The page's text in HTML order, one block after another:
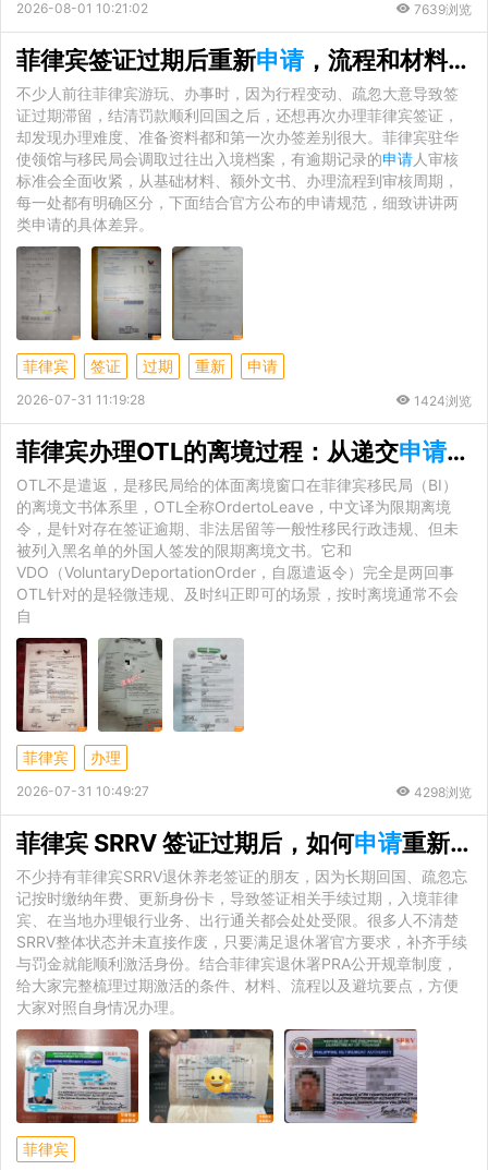
2026-08-01 10:21:02 7639浏览
菲律宾签证过期后重新申请，流程和材料会有什么不同？
不少人前往菲律宾游玩、办事时，因为行程变动、疏忽大意导致签
证过期滞留，结清罚款顺利回国之后，还想再次办理菲律宾签证，
却发现办理难度、准备资料都和第一次办签差别很大。菲律宾驻华
使领馆与移民局会调取过往出入境档案，有逾期记录的申请人审核
标准会全面收紧，从基础材料、额外文书、办理流程到审核周期，
每一处都有明确区分，下面结合官方公布的申请规范，细致讲讲两
类申请的具体差异。
菲律宾 签证 过期 重新 申请
2026-07-31 11:19:28 1424浏览
菲律宾办理OTL的离境过程：从递交申请到
OTL不是遣返，是移民局给的体面离境窗口在菲律宾移民局（BI）
的离境文书体系里，OTL全称OrdertoLeave，中文译为限期离境
令，是针对存在签证逾期、非法居留等一般性移民行政违规、但未
被列入黑名单的外国人签发的限期离境文书。它和
VDO（VoluntaryDeportationOrder，自愿遣返令）完全是两回事
OTL针对的是轻微违规、及时纠正即可的场景，按时离境通常不会
自
菲律宾 办理
2026-07-31 10:49:27 4298浏览
菲律宾 SRRV 签证过期后，如何申请重新激活？详细办理指南
不少持有菲律宾SRRV退休养老签证的朋友，因为长期回国、疏忽忘
记按时缴纳年费、更新身份卡，导致签证相关手续过期，入境菲律
宾、在当地办理银行业务、出行通关都会处处受限。很多人不清楚
SRRV整体状态并未直接作废，只要满足退休署官方要求，补齐手续
与罚金就能顺利激活身份。结合菲律宾退休署PRA公开规章制度，
给大家完整梳理过期激活的条件、材料、流程以及避坑要点，方便
大家对照自身情况办理。
菲律宾